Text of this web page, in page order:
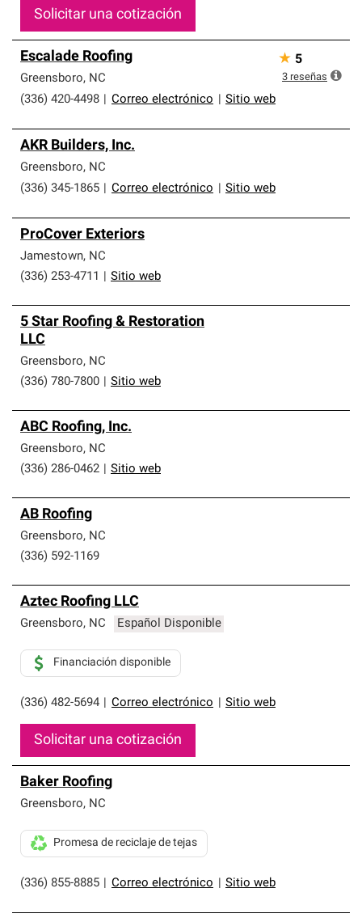
Solicitar una cotización
Escalade Roofing
Greensboro, NC
(336) 420-4498
Correo electrónico Sitio web
★ 5
3 reseñas
AKR Builders, Inc.
Greensboro, NC
(336) 345-1865
Correo electrónico Sitio web
ProCover Exteriors
Jamestown, NC
(336) 253-4711
Sitio web
5 Star Roofing & Restoration
LLC
Greensboro, NC
(336) 780-7800
Sitio web
ABC Roofing, Inc.
Greensboro, NC
(336) 286-0462
Sitio web
AB Roofing
Greensboro, NC
(336) 592-1169
Aztec Roofing LLC
Greensboro, NC Español Disponible
(336) 482-5694 Correo electrónico Sitio web
Financiación disponible
Solicitar una cotización
Baker Roofing
Greensboro, NC
(336) 855-8885 Correo electrónico Sitio web
Promesa de reciclaje de tejas